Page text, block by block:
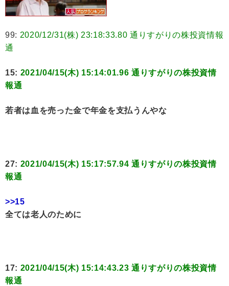
99: 2020/12/31(株) 23:18:33.80 通りすがりの株投資情報
通
15: 2021/04/15(木) 15:14:01.96 通りすがりの株投資情
報通
若者は血を売った金で年金を支払うんやな
27: 2021/04/15(木) 15:17:57.94 通りすがりの株投資情
報通
>>15
全ては老人のために
17: 2021/04/15(木) 15:14:43.23 通りすがりの株投資情
報通